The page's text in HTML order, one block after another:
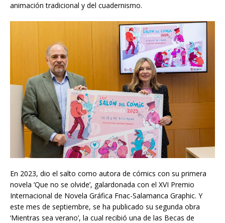
animación tradicional y del cuadernismo.
En 2023, dio el salto como autora de cómics con su primera
novela ‘Que no se olvide’, galardonada con el XVI Premio
Internacional de Novela Gráfica Fnac-Salamanca Graphic. Y
este mes de septiembre, se ha publicado su segunda obra
‘Mientras sea verano’, la cual recibió una de las Becas de